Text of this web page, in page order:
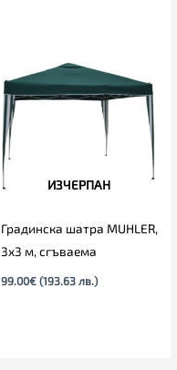
ИЗЧЕРПАН
Градинска шатра MUHLER,
3х3 м, сгъваема
99.00€ (193.63 лв.)